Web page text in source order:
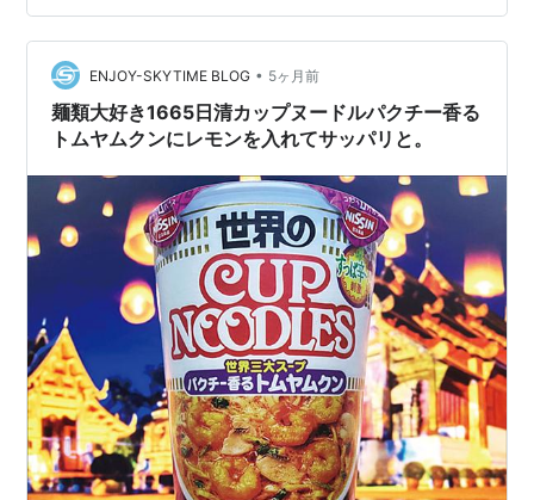
ュルーム）・別袋でトムヤムペーストが入ってます。麺
はタイのインスタント麺に寄せてるのかな、極細麺で
す。 具は別容器で戻しておきます。例のごと…
ENJOY-SKYTIME BLOG • 5ヶ月前
麺類大好き1665日清カップヌードルパクチー香る
トムヤムクンにレモンを入れてサッパリと。